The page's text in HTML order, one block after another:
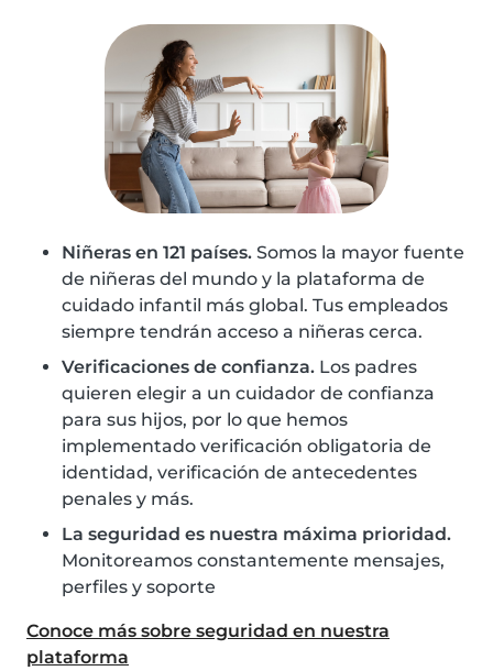
Niñeras en 121 países. Somos la mayor fuente
de niñeras del mundo y la plataforma de
cuidado infantil más global. Tus empleados
siempre tendrán acceso a niñeras cerca.
Verificaciones de confianza. Los padres
quieren elegir a un cuidador de confianza
para sus hijos, por lo que hemos
implementado verificación obligatoria de
identidad, verificación de antecedentes
penales y más.
La seguridad es nuestra máxima prioridad.
Monitoreamos constantemente mensajes,
perfiles y soporte
Conoce más sobre seguridad en nuestra
plataforma